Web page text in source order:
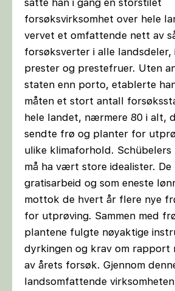
satte han i gang en storstilet
forsøksvirksomhet over hele
vervet et omfattende nett av
forsøksverter i alle
prester og prestefruer. Uten
staten enn porto, etablerte
måten et stort antall
hele landet, nærmere 80 i alt,
sendte frø og planter for
ulike klimaforhold.
må ha vært store idealister. De
gratisarbeid og som eneste
mottok de hvert år flere nye
for utprøving. Sammen med
plantene fulgte nøyaktige
dyrkingen og krav om rapport
av årets forsøk. Gjennom
landsomfattende